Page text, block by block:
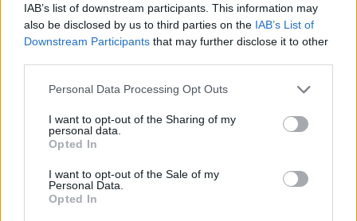
IAB’s list of downstream participants. This information may
also be disclosed by us to third parties on the IAB’s List of
Downstream Participants that may further disclose it to other
Personal Data Processing Opt Outs
I want to opt-out of the Sharing of my
personal data.
Opted In
I want to opt-out of the Sale of my
Personal Data.
Opted In
Albufeiras do Alentejo mantêm armazenamento acima da
média de agosto
dia 3 de agosto...
7 Agosto, 2026 - 12:00